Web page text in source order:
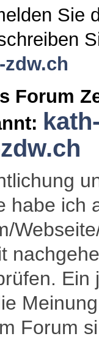
Sie
zdw.ch
Forum
habe ich
Forum